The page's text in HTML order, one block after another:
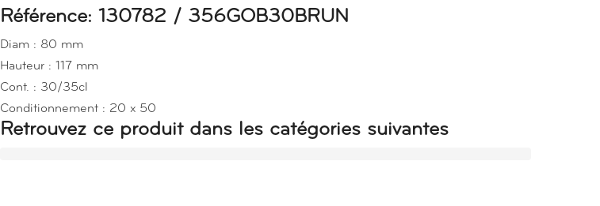
Référence: 130782 / 356GOB30BRUN
Diam : 80 mm
Hauteur : 117 mm
Cont. : 30/35cl
Conditionnement : 20 x 50
Retrouvez ce produit dans les catégories suivantes